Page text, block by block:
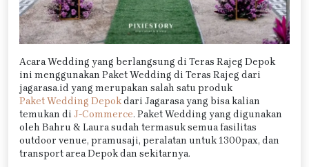
Acara Wedding yang berlangsung di Teras Rajeg Depok
ini menggunakan Paket Wedding di Teras Rajeg dari
jagarasa.id yang merupakan salah satu produk
Paket Wedding Depokdari Jagarasa yang bisa kalian
temukan di J-Commerce. Paket Wedding yang digunakan
oleh Bahru & Laura sudah termasuk semua fasilitas
outdoor venue, pramusaji, peralatan untuk 1300pax, dan
transport area Depok dan sekitarnya.